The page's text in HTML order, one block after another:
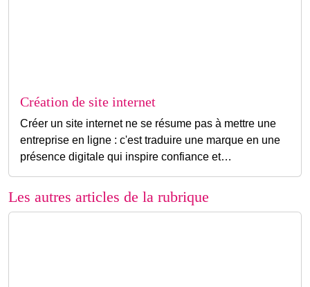
Création de site internet
Créer un site internet ne se résume pas à mettre une
entreprise en ligne : c'est traduire une marque en une
présence digitale qui inspire confiance et…
Les autres articles de la rubrique